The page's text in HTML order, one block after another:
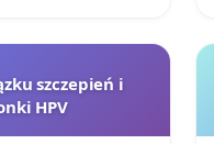
szczepień i
HPV